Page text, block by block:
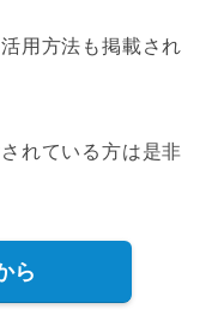
用方法も掲載され
れている方は是非
ら